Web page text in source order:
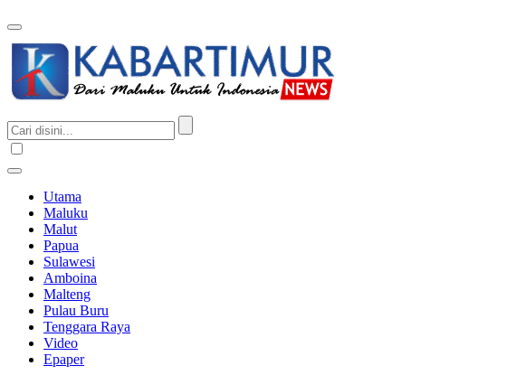
Utama
Maluku
Malut
Papua
Sulawesi
Amboina
Malteng
Pulau Buru
Tenggara Raya
Video
Epaper